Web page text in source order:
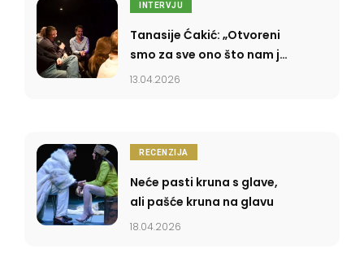
INTERVJU
Tanasije Ćakić: „Otvoreni
smo za sve ono što nam je
poznato, a rigidni smo
13.04.2026
RECENZIJA
Neće pasti kruna s glave,
ali pašće kruna na glavu
18.04.2026